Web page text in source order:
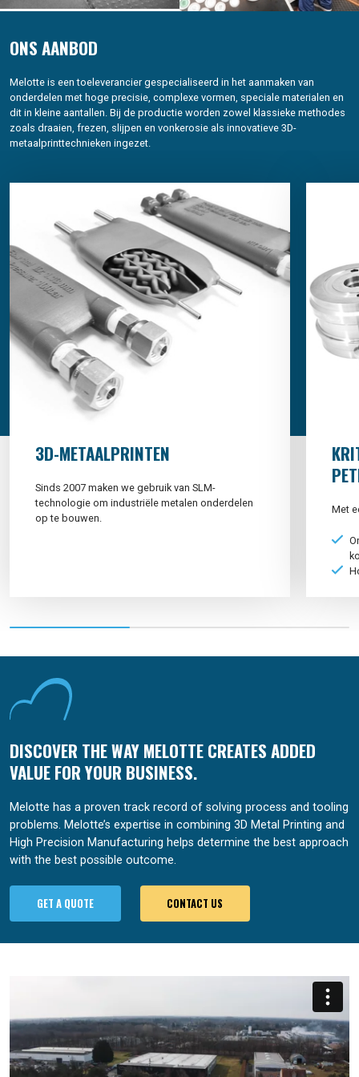
ONS AANBOD
Melotte is een toeleverancier gespecialiseerd in het aanmaken van
onderdelen met hoge precisie, complexe vormen, speciale materialen en
dit in kleine aantallen. Bij de productie worden zowel klassieke methodes
zoals draaien, frezen, slijpen en vonkerosie als innovatieve 3D-
metaalprinttechnieken ingezet.
3D-METAALPRINTEN
Sinds 2007 maken we gebruik van SLM-
technologie om industriële metalen onderdelen
op te bouwen.
Met
DISCOVER THE WAY MELOTTE CREATES ADDED
VALUE FOR YOUR BUSINESS.
Melotte has a proven track record of solving process and tooling
problems. Melotte’s expertise in combining 3D Metal Printing and
High Precision Manufacturing helps determine the best approach
with the best possible outcome.
GET A QUOTE CONTACT US